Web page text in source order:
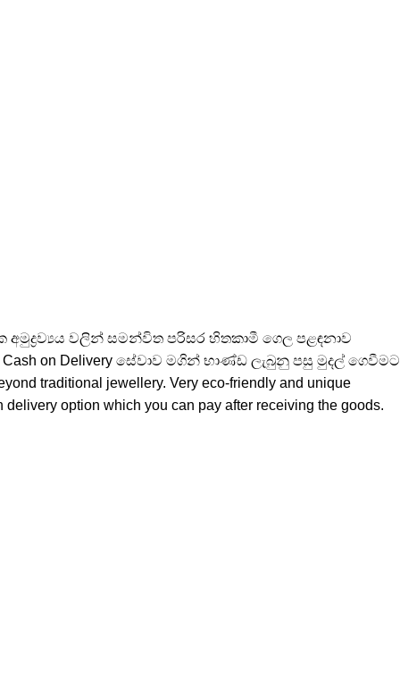
වලින් සමන්විත පරිසර හිතකාමී ගෙල පළඳනාව
on Delivery සේවාව මගින් භාණ්ඩ ලැබුනු පසු මුදල් ගෙවීමට
traditional jewellery. Very eco-friendly and unique
option which you can pay after receiving the goods.